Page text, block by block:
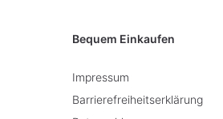
Bequem Einkaufen
Impressum
Barrierefreiheitserklärung